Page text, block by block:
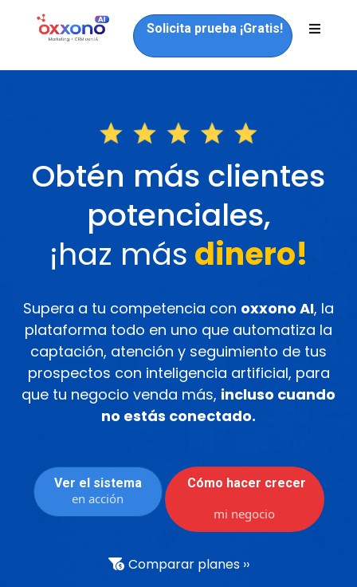
Solicita prueba ¡Gratis!
Obtén más clientes
potenciales,
¡haz más dinero!
Supera a tu competencia con oxxono AI, la
plataforma todo en uno que automatiza la
captación, atención y seguimiento de tus
prospectos con inteligencia artificial, para
que tu negocio venda más, incluso cuando
no estás conectado.
Ver el sistema
en acción
Cómo hacer crecer
mi negocio
Comparar planes ››